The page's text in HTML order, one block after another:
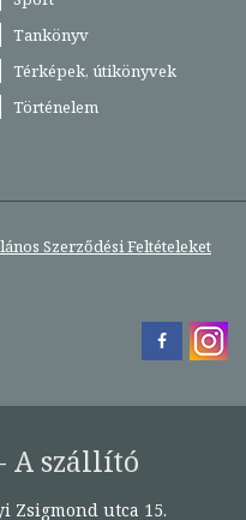
Tankönyv
Térképek, útikönyvek
Történelem
Szerződési Feltételeket
A szállító
Zsigmond utca 15.